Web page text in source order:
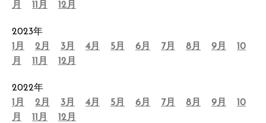
月
11月 12月
2023年
1月
2月 3月 4月 5月 6月 7月 8月 9月
10
月
11月 12月
2022年
1月
2月 3月 4月 5月 6月 7月 8月 9月
10
月
11月 12月